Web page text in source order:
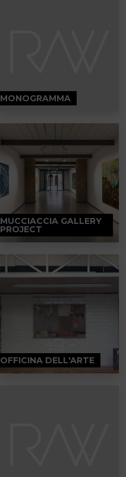
MONOGRAMMA
MUCCIACCIA GALLERY
PROJECT
OFFICINA DELL'ARTE